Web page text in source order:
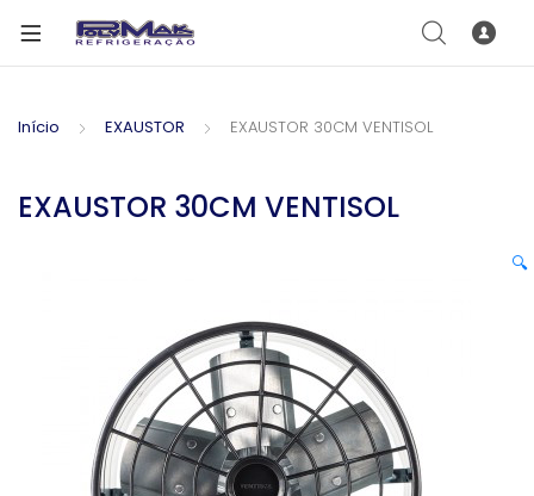
Início EXAUSTOR EXAUSTOR 30CM VENTISOL
EXAUSTOR 30CM VENTISOL
🔍